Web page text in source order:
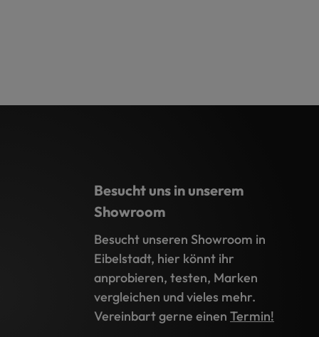
Besucht uns in unserem
Showroom
Besucht unseren Showroom in
Eibelstadt, hier könnt ihr
anprobieren, testen, Marken
vergleichen und vieles mehr.
Vereinbart gerne einen Termin!